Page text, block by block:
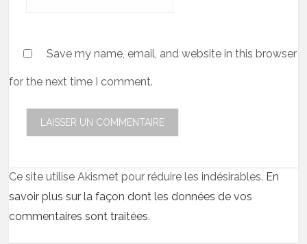
Save my name, email, and website in this browser
for the next time I comment.
Ce site utilise Akismet pour réduire les indésirables. En
savoir plus sur la façon dont les données de vos
commentaires sont traitées.